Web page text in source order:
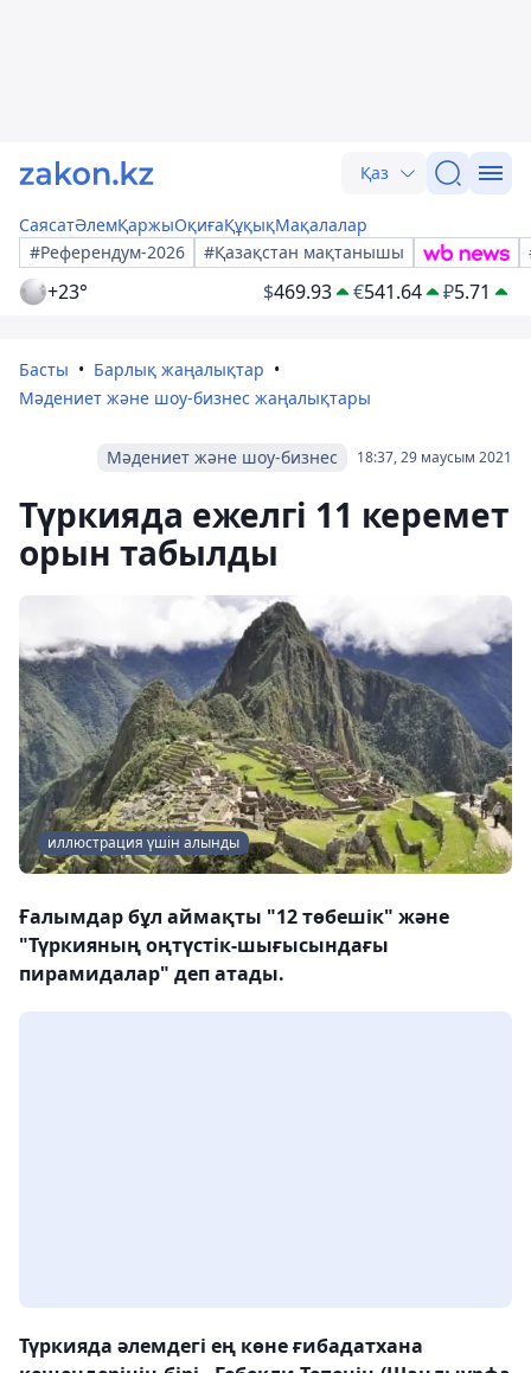
Қаз
СаясатӘлемҚаржыОқиғаҚұқықМақалалар
#Референдум-2026
#Қазақстан мақтанышы
+23° $469.93 €541.64 ₽5.71
Басты
Барлық жаңалықтар
Мәдениет және шоу-бизнес жаңалықтары
18:37, 29 маусым 2021
Мәдениет және шоу-бизнес
Түркияда ежелгі 11 керемет
орын табылды
иллюстрация үшін алынды
Ғалымдар бұл аймақты "12 төбешік" және
"Түркияның оңтүстік-шығысындағы
пирамидалар" деп атады.
Түркияда әлемдегі ең көне ғибадатхана